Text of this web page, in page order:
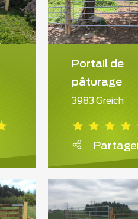
Portail de
pâturage
3983 Greich